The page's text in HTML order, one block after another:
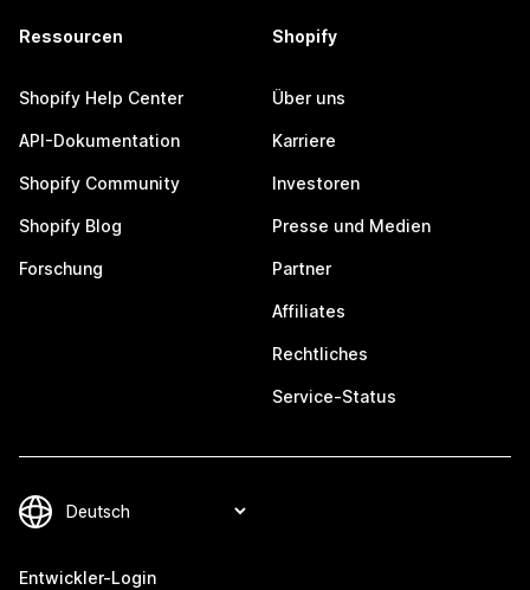
Ressourcen
Shopify Help Center
API-Dokumentation
Shopify Community
Shopify Blog
Forschung
Shopify
Über uns
Karriere
Investoren
Presse und Medien
Partner
Affiliates
Rechtliches
Service-Status
Entwickler-Login